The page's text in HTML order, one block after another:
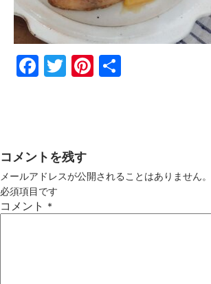
Fac
Twi
Pin
コメントを残す
メールアドレスが公開されることはありません。
必須項目です
コメント *